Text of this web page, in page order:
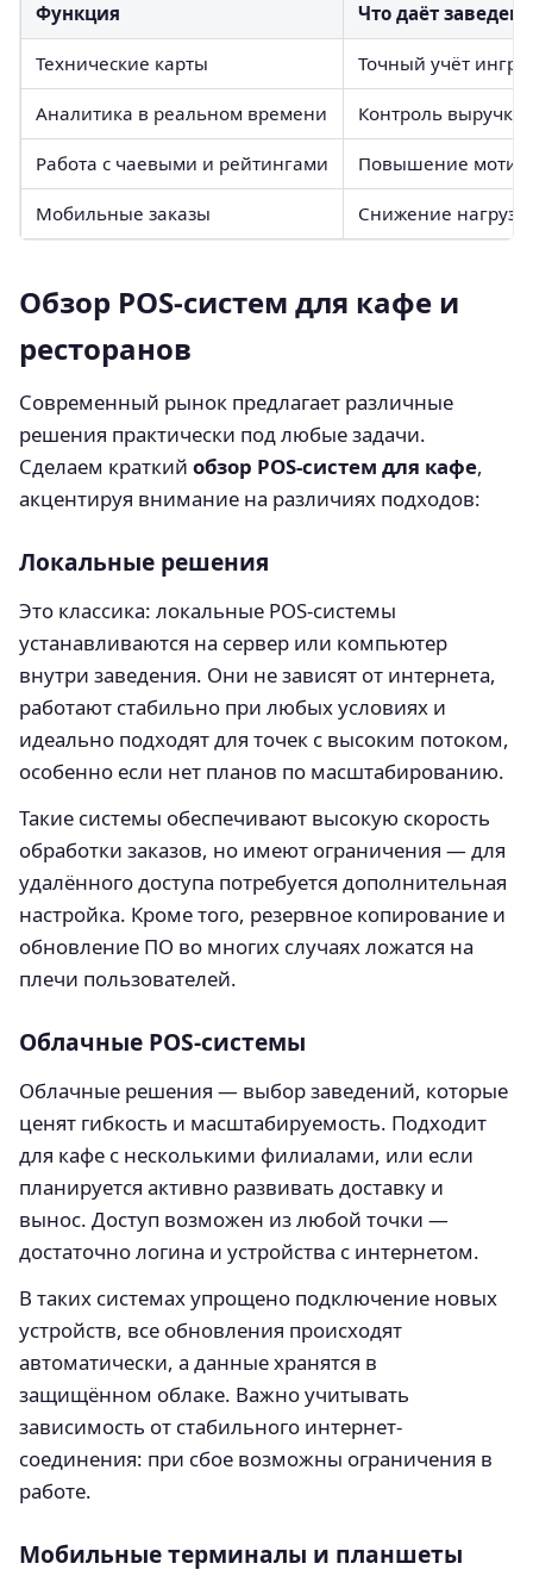
Функция Что даёт
Технические карты Точный учёт
Аналитика в реальном времени Контроль выручки,
Работа с чаевыми и рейтингами Повышение
Мобильные заказы Снижение
Обзор POS-систем для кафе и
ресторанов
Современный рынок предлагает различные
решения практически под любые задачи.
Сделаем краткий обзор POS-систем для кафе,
акцентируя внимание на различиях подходов:
Локальные решения
Это классика: локальные POS-системы
устанавливаются на сервер или компьютер
внутри заведения. Они не зависят от интернета,
работают стабильно при любых условиях и
идеально подходят для точек с высоким потоком,
особенно если нет планов по масштабированию.
Такие системы обеспечивают высокую скорость
обработки заказов, но имеют ограничения — для
удалённого доступа потребуется дополнительная
настройка. Кроме того, резервное копирование и
обновление ПО во многих случаях ложатся на
плечи пользователей.
Облачные POS-системы
Облачные решения — выбор заведений, которые
ценят гибкость и масштабируемость. Подходит
для кафе с несколькими филиалами, или если
планируется активно развивать доставку и
вынос. Доступ возможен из любой точки —
достаточно логина и устройства с интернетом.
В таких системах упрощено подключение новых
устройств, все обновления происходят
автоматически, а данные хранятся в
защищённом облаке. Важно учитывать
зависимость от стабильного интернет-
соединения: при сбое возможны ограничения в
работе.
Мобильные терминалы и планшеты